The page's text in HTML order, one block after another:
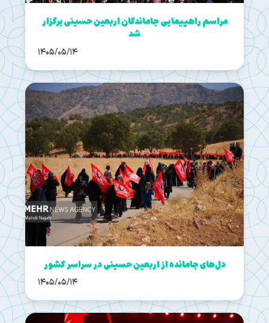
مراسم راهپیمایی جاماندگان اربعین حسینی برگزار
شد
1405/05/14
دل‌های جامانده از اربعین حسینی در سراسر کشور
1405/05/14